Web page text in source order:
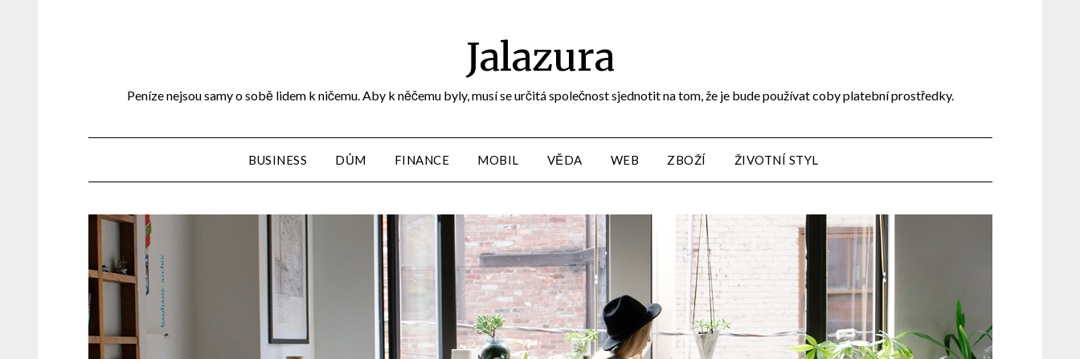
Jalazura
Peníze nejsou samy o sobě lidem k ničemu. Aby k něčemu byly, musí se určitá společnost sjednotit na tom, že je bude používat coby platební prostředky.
BUSINESS DŮM FINANCE MOBIL VĚDA WEB ZBOŽÍ ŽIVOTNÍ STYL